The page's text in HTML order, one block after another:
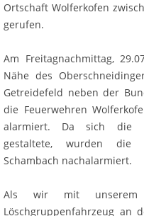
Ortschaft Wolferkofen
gerufen.
Am Freitagnachmittag,
Nähe des
Getreidefeld neben der
die Feuerwehren
alarmiert. Da sich die
gestaltete, wurden die
Schambach nachalarmiert.
Als wir mit unserem
Löschgruppenfahrzeug an